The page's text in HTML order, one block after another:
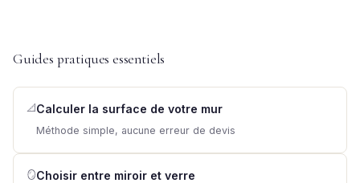
Guides pratiques essentiels
📐 Calculer la surface de votre mur
Méthode simple, aucune erreur de devis
🪞Choisir entre miroir et verre